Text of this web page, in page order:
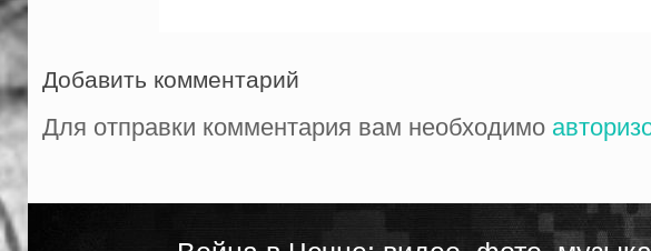
Добавить комментарий
Для отправки комментария вам необходимо